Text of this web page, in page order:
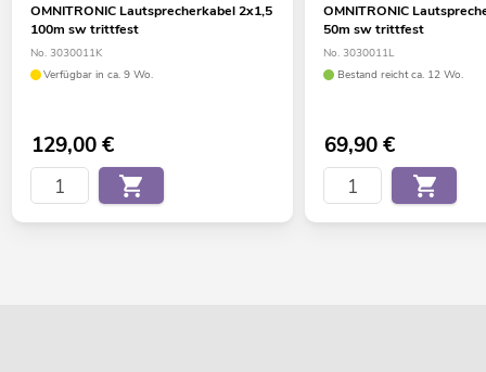
OMNITRONIC Lautsprecherkabel 2x1,5
100m sw trittfest
No. 3030011K
Verfügbar in ca. 9 Wo.
129,00€
OMNITRONIC
50m sw trittfest
No. 3030011L
Bestand reicht ca. 12 Wo.
69,90€